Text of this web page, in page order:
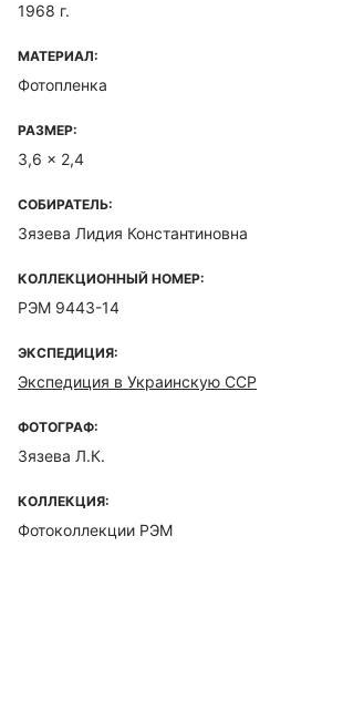
1968 г.
МАТЕРИАЛ:
Фотопленка
РАЗМЕР:
3,6 x 2,4
СОБИРАТЕЛЬ:
Зязева Лидия Константиновна
КОЛЛЕКЦИОННЫЙ НОМЕР:
РЭМ 9443-14
ЭКСПЕДИЦИЯ:
Экспедиция в Украинскую ССР
ФОТОГРАФ:
Зязева Л.К.
КОЛЛЕКЦИЯ:
Фотоколлекции РЭМ